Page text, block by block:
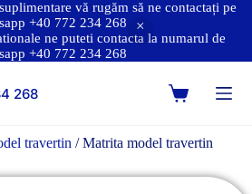
vă rugăm să ne contactați pe
+40 772 234 268
ne puteti contacta la numarul de
+40 772 234 268
268
travertin / Matrita model travertin